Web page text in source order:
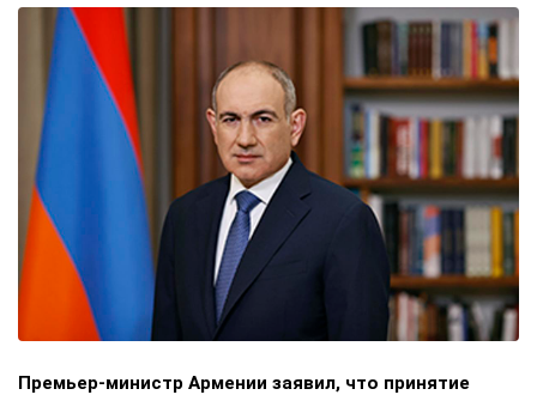
Премьер-министр Армении заявил, что принятие